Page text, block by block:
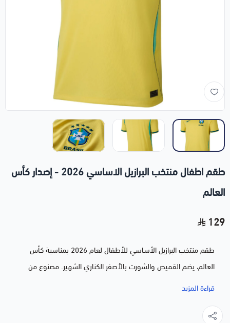
طقم اطفال منتخب البرازيل الاساسي 2026 - إصدار كأس
العالم
129
طقم منتخب البرازيل الأساسي للأطفال لعام 2026 بمناسبة كأس
العالم، يضم القميص والشورت بالأصفر الكناري الشهير. مصنوع من
خامة قطنية ناعمة وآمنة على بشرة الأطفال، بقصة مريحة تناسب
مثالية لكل طفل يشجّع السيليساو خلال البطولة.
قراءة المزيد